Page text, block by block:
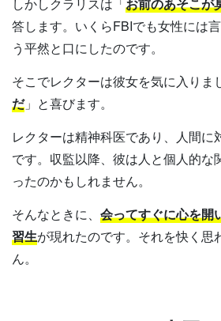
答します。いくらFBIでも女性には
う平然と口にしたのです。
そこでレクターは彼女を気に入りま
だ」と喜びます。
レクターは精神科医であり、人間に
です。収監以降、彼は人と個人的な
ったのかもしれません。
そんなときに、 会ってすぐに心を開
習生が現れたのです。それを快く思
ん。